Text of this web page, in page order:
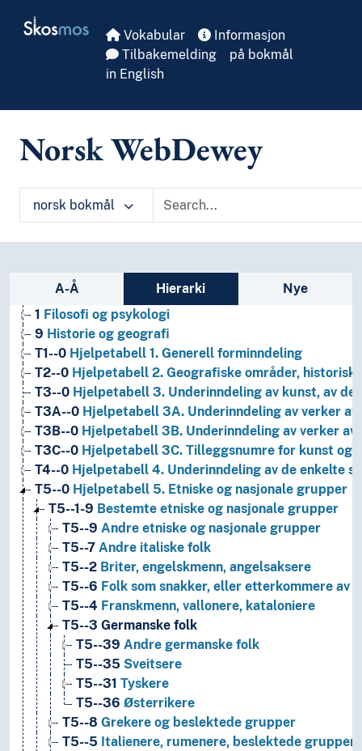
Skosmos Vokabular
Informasjon
Tilbakemelding
på bokmål
in English
Norsk WebDewey
norsk bokmål
Sidefelt: navigér i vokabularet
A-Å Hierarki
Nye
1 Filosofi og psykologi
9 Historie og geografi
T1--0 Hjelpetabell 1. Generell forminndeling
T2--0 Hjelpetabell 2. Geografiske områder,
T3--0 Hjelpetabell 3. Underinndeling av kunst, av
T3A--0 Hjelpetabell 3A. Underinndeling av verker
T3B--0 Hjelpetabell 3B. Underinndeling av verker
T3C--0 Hjelpetabell 3C. Tilleggsnumre for kunst og
T4--0 Hjelpetabell 4. Underinndeling av de enkelte
T5--0 Hjelpetabell 5. Etniske og nasjonale grupper
T5--1-9 Bestemte etniske og nasjonale grupper
T5--9 Andre etniske og nasjonale grupper
T5--7 Andre italiske folk
T5--2 Briter, engelskmenn, angelsaksere
T5--6 Folk som snakker, eller etterkommere av
T5--4 Franskmenn, vallonere, kataloniere
T5--3 Germanske folk
T5--39 Andre germanske folk
T5--35 Sveitsere
T5--31 Tyskere
T5--36 Østerrikere
T5--8 Grekere og beslektede grupper
T5--5 Italienere, rumenere, beslektede grupper